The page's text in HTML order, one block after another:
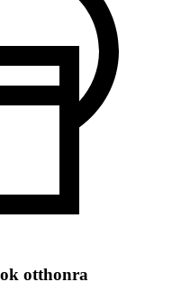
otthonra